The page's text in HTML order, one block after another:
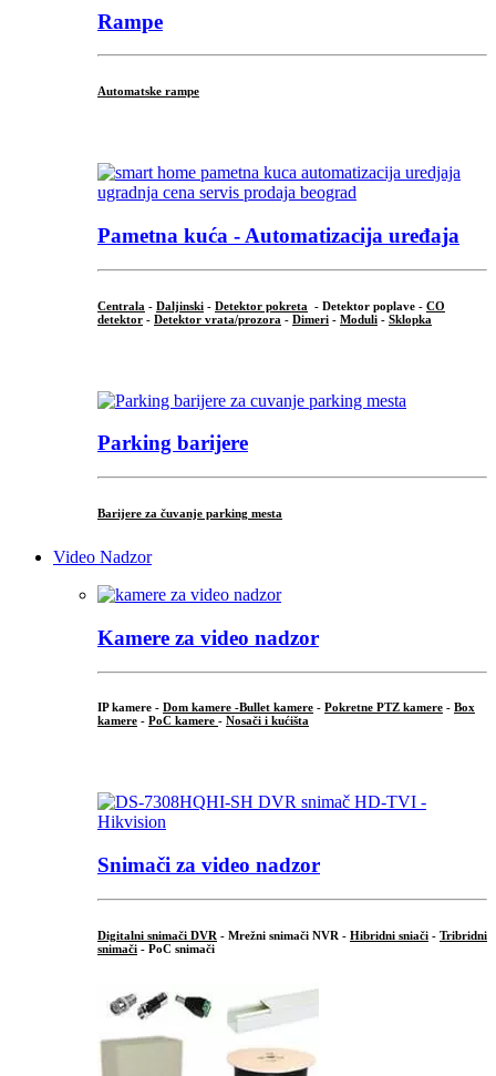
Rampe
Automatske rampe
Pametna kuća - Automatizacija uređaja
Centrala - Daljinski - Detektor pokreta - Detektor poplave - CO
detektor - Detektor vrata/prozora - Dimeri - Moduli - Sklopka
Parking barijere
Barijere za čuvanje parking mesta
Video Nadzor
Kamere za video nadzor
IP kamere - Dom kamere -Bullet kamere - Pokretne PTZ kamere - Box
kamere - PoC kamere - Nosači i kućišta
Snimači za video nadzor
Digitalni snimači DVR - Mrežni snimači NVR - Hibridni sniači - Tribridni
snimači - PoC snimači